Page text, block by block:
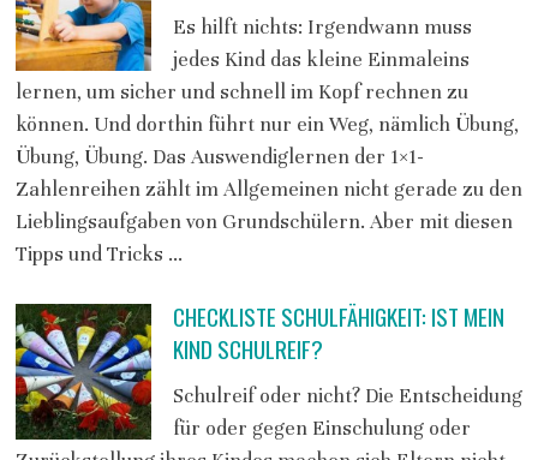
Es hilft nichts: Irgendwann muss
jedes Kind das kleine Einmaleins
lernen, um sicher und schnell im Kopf rechnen zu
können. Und dorthin führt nur ein Weg, nämlich Übung,
Übung, Übung. Das Auswendiglernen der 1×1-
Zahlenreihen zählt im Allgemeinen nicht gerade zu den
Lieblingsaufgaben von Grundschülern. Aber mit diesen
Tipps und Tricks …
CHECKLISTE SCHULFÄHIGKEIT: IST MEIN
KIND SCHULREIF?
Schulreif oder nicht? Die Entscheidung
für oder gegen Einschulung oder